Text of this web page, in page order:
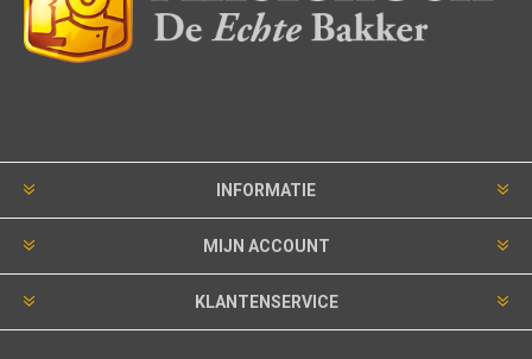
INFORMATIE
MIJN ACCOUNT
KLANTENSERVICE